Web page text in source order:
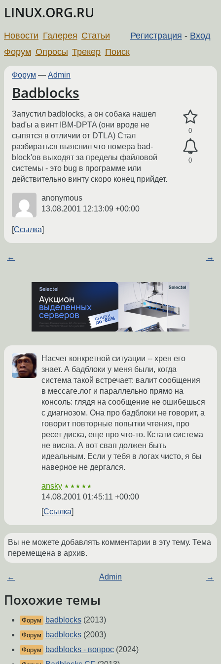
LINUX.ORG.RU
Регистрация - Вход
Новости Галерея Статьи
Форум Опросы Трекер Поиск
Форум — Admin
Badblocks
0
0
Запустил badblocks, а он собака нашел
bad'ы а винт IBM-DPTA (они вроде не
сыпятся в отличии от DTLA) Стал
разбираться выяснил что номера bad-
block'ов выходят за пределы файловой
системы - это bug в программе или
действительно винту скоро конец прийдет.
anonymous
13.08.2001 12:13:09 +00:00
Ссылка
← →
Насчет конкретной ситуации -- хрен его
знает. А бадблоки у меня были, когда
система такой встречает: валит сообщения
в мессаге.лог и параллельно прямо на
консоль: глядя на сообщение не ошибешься
с диагнозом. Она про бадблоки не говорит, а
говорит повторные попытки чтения, про
ресет диска, еще про что-то. Кстати система
не висла. А вот свап должен быть
идеальным. Если у тебя в логах чисто, я бы
наверное не дергался.
ansky ★★★★★
14.08.2001 01:45:11 +00:00
Ссылка
Вы не можете добавлять комментарии в эту тему. Тема
перемещена в архив.
← Admin →
Похожие темы
Форум badblocks (2013)
Форум badblocks (2003)
Форум badblocks - вопрос (2024)